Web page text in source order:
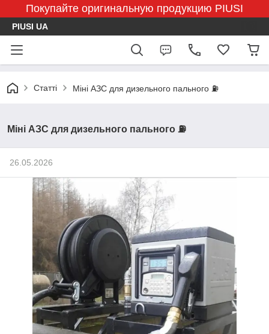
Покупайте оригинальную продукцию PIUSI
PIUSI UA
Статті Міні АЗС для дизельного пального ⛽
Міні АЗС для дизельного пального ⛽
26.05.2026